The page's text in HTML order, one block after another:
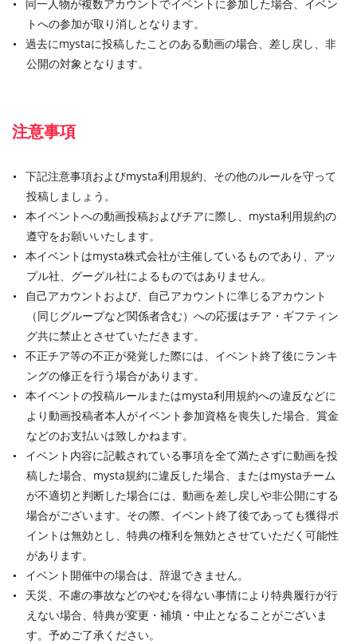
同一人物が複数アカウントでイベントに参加した場合、イベン
トへの参加が取り消しとなります。
過去にmystaに投稿したことのある動画の場合、差し戻し、非
公開の対象となります。
注意事項
下記注意事項およびmysta利用規約、その他のルールを守って
投稿しましょう。
本イベントへの動画投稿およびチアに際し、mysta利用規約の
遵守をお願いいたします。
本イベントはmysta株式会社が主催しているものであり、アッ
プル社、グーグル社によるものではありません。
自己アカウントおよび、自己アカウントに準じるアカウント
（同じグループなど関係者含む）への応援はチア・ギフティン
グ共に禁止とさせていただきます。
不正チア等の不正が発覚した際には、イベント終了後にランキ
ングの修正を行う場合があります。
本イベントの投稿ルールまたはmysta利用規約への違反などに
より動画投稿者本人がイベント参加資格を喪失した場合、賞金
などのお支払いは致しかねます。
イベント内容に記載されている事項を全て満たさずに動画を投
稿した場合、mysta規約に違反した場合、またはmystaチーム
が不適切と判断した場合には、動画を差し戻しや非公開にする
場合がございます。その際、イベント終了後であっても獲得ポ
イントは無効とし、特典の権利を無効とさせていただく可能性
があります。
イベント開催中の場合は、辞退できません。
天災、不慮の事故などのやむを得ない事情により特典履行が行
えない場合、特典が変更・補填・中止となることがございま
す。予めご了承ください。